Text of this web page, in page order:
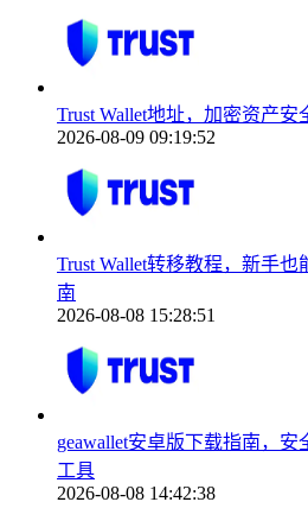
Trust Wallet地址，加密资产
2026-08-09 09:19:52
Trust Wallet转移教程，新手
南
2026-08-08 15:28:51
geawallet安卓版下载指南，
工具
2026-08-08 14:42:38